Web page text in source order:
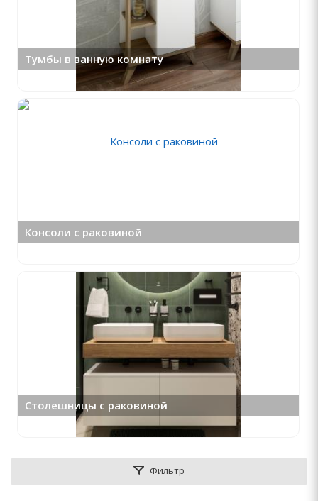
Тумбы в ванную комнату
Консоли с раковиной
Столешницы с раковиной
Фильтр